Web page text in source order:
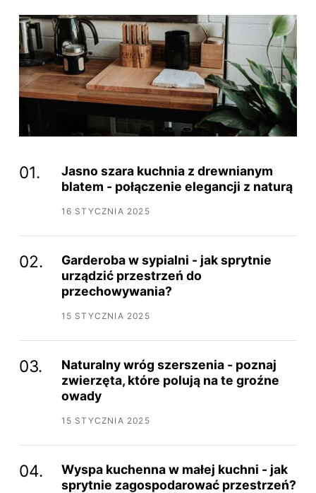
Jasno szara kuchnia z drewnianym
blatem - połączenie elegancji z naturą
16 STYCZNIA 2025
Garderoba w sypialni - jak sprytnie
urządzić przestrzeń do
przechowywania?
15 STYCZNIA 2025
Naturalny wróg szerszenia - poznaj
zwierzęta, które polują na te groźne
owady
15 STYCZNIA 2025
Wyspa kuchenna w małej kuchni - jak
sprytnie zagospodarować przestrzeń?